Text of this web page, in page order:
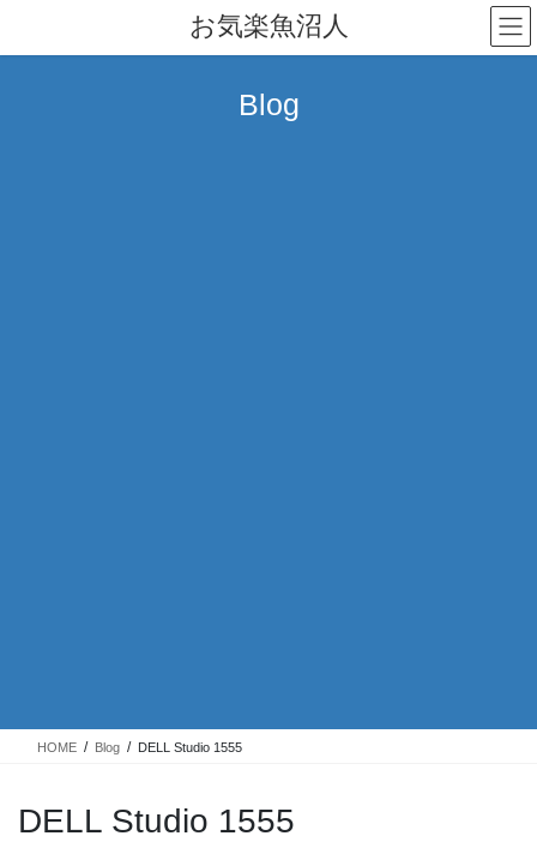
テ
ゲ
お気楽魚沼人
Blog
HOME Blog DELL Studio 1555
DELL Studio 1555